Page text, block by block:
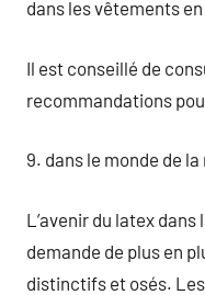
dans les vêtements
Il est conseillé de
recommandations
9. dans le monde de la
L’avenir du latex
demande de plus en
distinctifs et osés.